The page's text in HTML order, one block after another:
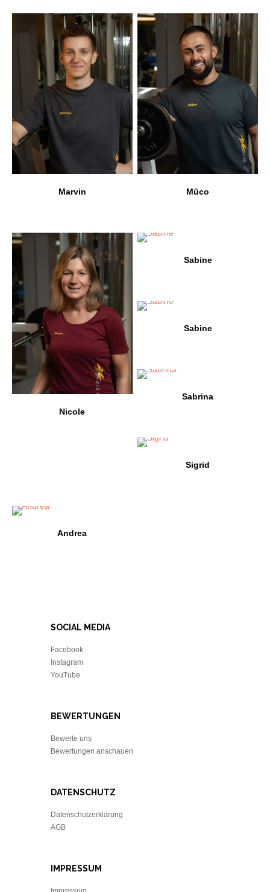
Marvin Müco
Nicole
Sabine
Sabine
Sabrina
Sigrid
Andrea
SOCIAL MEDIA
Facebook
Instagram
YouTube
BEWERTUNGEN
Bewerte uns
Bewertungen anschauen
DATENSCHUTZ
Datenschutzerklärung
AGB
IMPRESSUM